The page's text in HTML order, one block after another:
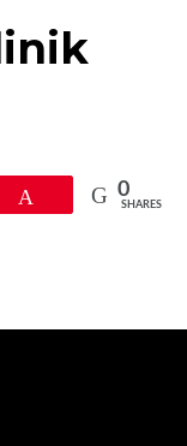
0
SHARES